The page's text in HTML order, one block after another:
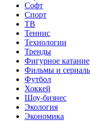
Софт
Спорт
ТВ
Теннис
Технологии
Тренды
Фигурное катание
Фильмы и
Футбол
Хоккей
Шоу-бизнес
Экология
Экономика